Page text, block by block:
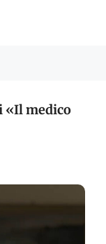
«Il medico